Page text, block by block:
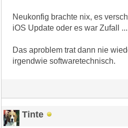
Neukonfig brachte nix, es
iOS Update oder es war Zufall
Das aproblem trat dann nie
irgendwie softwaretechnisch.
Tinte